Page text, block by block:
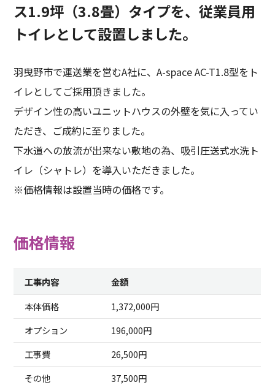
ス1.9坪（3.8畳）タイプを、従業員用
トイレとして設置しました。
羽曳野市で運送業を営むA社に、A-space AC-T1.8型をト
イレとしてご採用頂きました。
デザイン性の高いユニットハウスの外壁を気に入ってい
ただき、ご成約に至りました。
下水道への放流が出来ない敷地の為、吸引圧送式水洗ト
イレ（シャトレ）を導入いただきました。
※価格情報は設置当時の価格です。
価格情報
工事内容
金額
本体価格
1,372,000円
オプション
196,000円
工事費
26,500円
その他
37,500円